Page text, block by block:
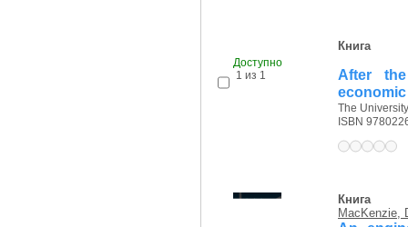
Доступно
1 из 1
Книга
After
The
ISBN
Книга
MacKenzie,